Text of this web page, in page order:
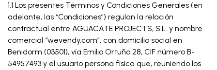
1.1 Los presentes Términos y Condiciones Generales (en
adelante, las “Condiciones”) regulan la relación
contractual entre AGUACATE PROJECTS, S.L. y nombre
comercial “wevendy.com”, con domicilio social en
Benidorm (03501), vía Emilio Ortuño 28, CIF número B-
54957493 y el usuario persona física que, reuniendo los